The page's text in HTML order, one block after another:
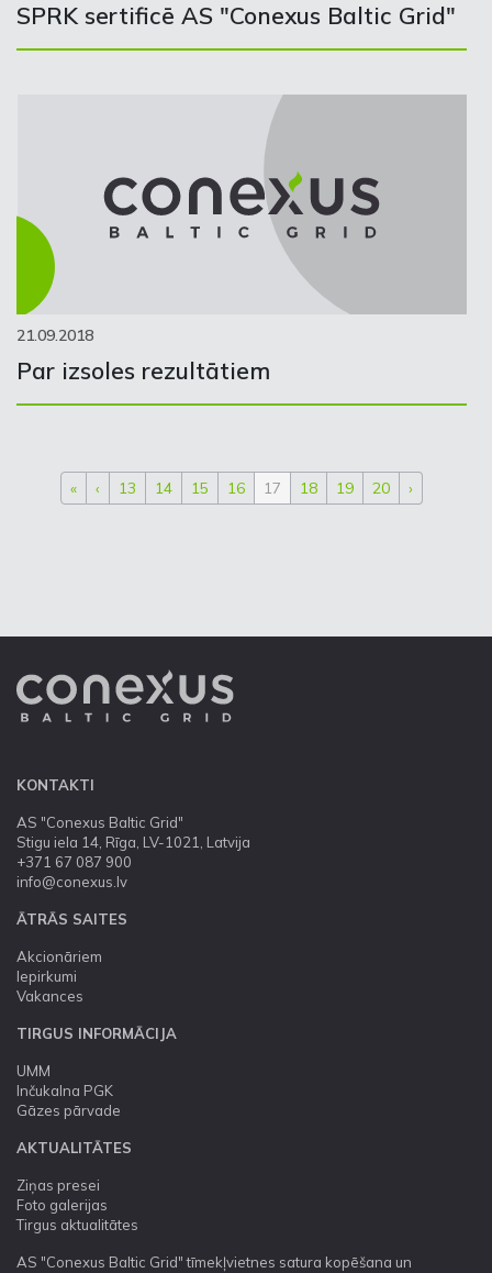
SPRK sertificē AS "Conexus Baltic Grid"
21.09.2018
Par izsoles rezultātiem
« ‹ 13 14 15 16 17 18 19 20 ›
KONTAKTI
AS "Conexus Baltic Grid"
Stigu iela 14, Rīga, LV-1021, Latvija
+371 67 087 900
info@conexus.lv
ĀTRĀS SAITES
Akcionāriem
Iepirkumi
Vakances
TIRGUS INFORMĀCIJA
UMM
Inčukalna PGK
Gāzes pārvade
AKTUALITĀTES
Ziņas presei
Foto galerijas
Tirgus aktualitātes
AS "Conexus Baltic Grid" tīmekļvietnes satura kopēšana un